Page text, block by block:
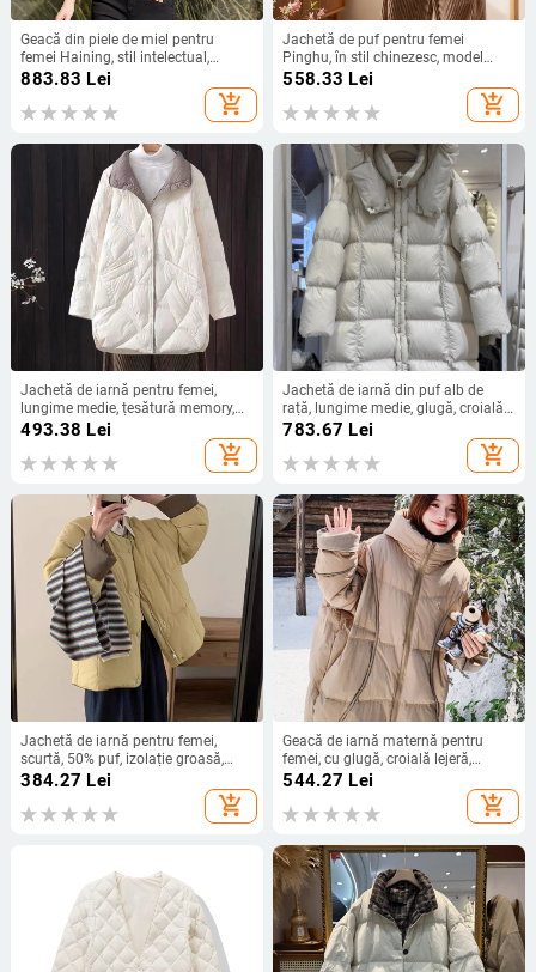
Geacă din piele de miel pentru
femei Haining, stil intelectual,
croială lejeră, guler rever, fermoar
883.83 Lei
add_shopping_cart
Jachetă de puf pentru femei
Pinghu, în stil chinezesc, model
2025, scurtă, iarnă, negru, plus size
558.33 Lei
add_shopping_cart
Jachetă de iarnă pentru femei,
lungime medie, țesătură memory,
umplutură din puf de rață, conținut
puf 96%+, închidere cu nasturi pe
un rând
493.38 Lei
add_shopping_cart
Jachetă de iarnă din puf alb de
rață, lungime medie, glugă, croială
lejeră, mărime mare, caldă
783.67 Lei
add_shopping_cart
Jachetă de iarnă pentru femei,
scurtă, 50% puf, izolație groasă,
fermoar, fără guler, mâneci lungi,
384.27 Lei
add_shopping_cart
Geacă de iarnă maternă pentru
femei, cu glugă, croială lejeră,
lungime ultra-scurtă ≤40 cm,
conținut puf de rață 81–85%,
țesătură Chenille, material principal:
544.27 Lei
add_shopping_cart